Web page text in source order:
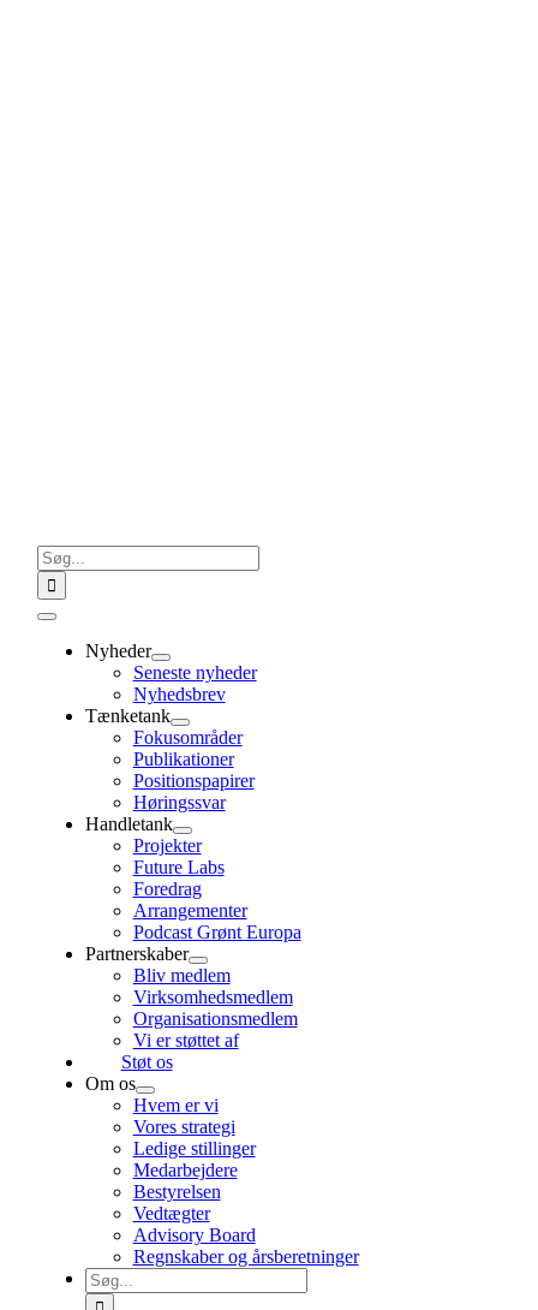
Søg
efter:
Toggle
NavigationNyheder
Seneste nyheder
Nyhedsbrev
Tænketank
Fokusområder
Publikationer
Positionspapirer
Høringssvar
Handletank
Projekter
Future Labs
Foredrag
Arrangementer
Podcast Grønt Europa
Partnerskaber
Bliv medlem
Virksomhedsmedlem
Organisationsmedlem
Vi er støttet af
Støt os
Om os
Hvem er vi
Vores strategi
Ledige stillinger
Medarbejdere
Bestyrelsen
Vedtægter
Advisory Board
Regnskaber og årsberetninger
Søg
efter: